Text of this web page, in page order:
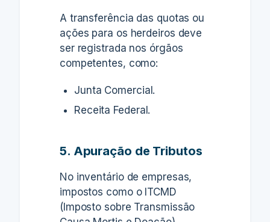
A transferência das quotas ou
ações para os herdeiros deve
ser registrada nos órgãos
competentes, como:
Junta Comercial.
Receita Federal.
5. Apuração de Tributos
No inventário de empresas,
impostos como o ITCMD
(Imposto sobre Transmissão